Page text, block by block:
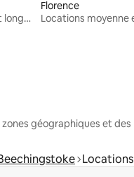
Locations moyenne et longue durée
Florence
géographiques et